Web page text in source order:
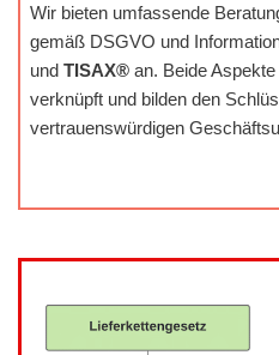
Wir bieten umfassende
gemäß DSGVO und
und TISAX® an. Beide
verknüpft und bilden den
vertrauenswürdigen